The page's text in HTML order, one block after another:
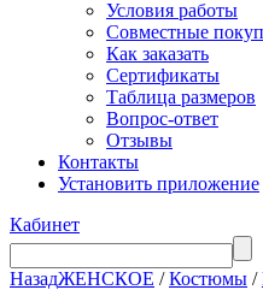
Условия работы
Совместные
Как заказать
Сертификаты
Таблица размеров
Вопрос-ответ
Отзывы
Контакты
Установить приложение
Кабинет
НазадЖЕНСКОЕ /Костюмы /